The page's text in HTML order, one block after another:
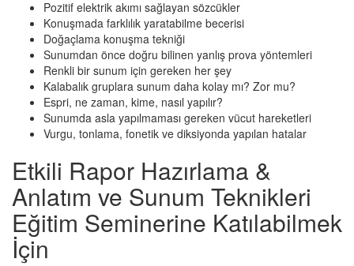
Pozitif elektrik akımı sağlayan sözcükler
Konuşmada farklılık yaratabilme becerisi
Doğaçlama konuşma tekniği
Sunumdan önce doğru bilinen yanlış prova yöntemleri
Renkli bir sunum için gereken her şey
Kalabalık gruplara sunum daha kolay mı? Zor mu?
Espri, ne zaman, kime, nasıl yapılır?
Sunumda asla yapılmaması gereken vücut hareketleri
Vurgu, tonlama, fonetik ve diksiyonda yapılan hatalar
Etkili Rapor Hazırlama &
Anlatım ve Sunum Teknikleri
Eğitim Seminerine Katılabilmek
İçin